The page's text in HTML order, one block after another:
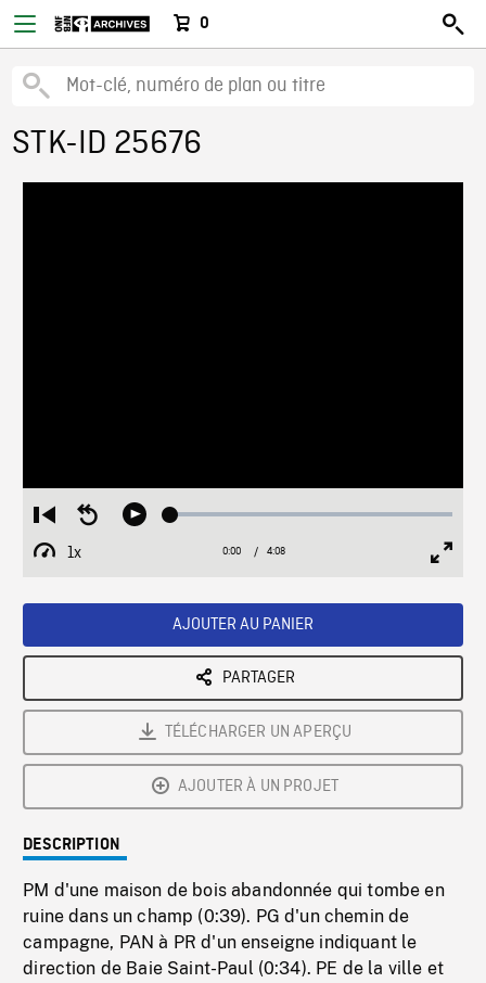
0
STK-ID 25676
Restart
from
beginning
Seek
Play Loaded:
1x
Playback
Current
0:00 / Duration
4:08
AJOUTER AU PANIER
PARTAGER
TÉLÉCHARGER UN APERÇU
AJOUTER À UN PROJET
DESCRIPTION
PM d'une maison de bois abandonnée qui tombe en
ruine dans un champ (0:39). PG d'un chemin de
campagne, PAN à PR d'un enseigne indiquant le
direction de Baie Saint-Paul (0:34). PE de la ville et